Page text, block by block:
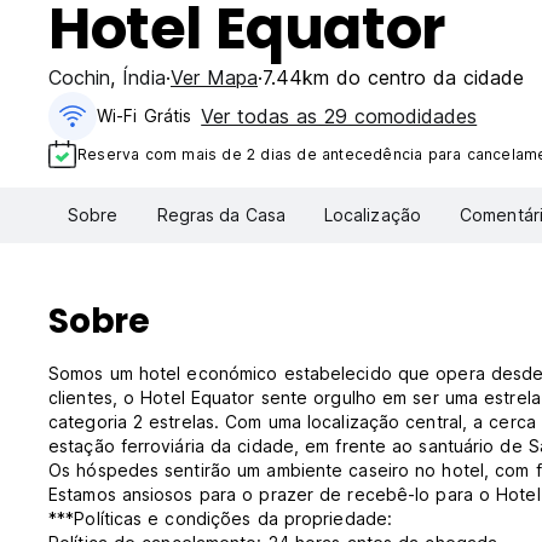
Hotel Equator
Cochin, Índia Ver Mapa 7.44km do centro da cidade
Wi-Fi Grátis Ver todas as 29 comodidades
Reserva com mais de 2 dias de antecedência para
Sobre Regras da Casa Localização
Sobre
Somos um hotel económico estabelecido que opera
clientes, o Hotel Equator sente orgulho em ser uma
categoria 2 estrelas. Com uma localização central, a
estação ferroviária da cidade, em frente ao santuário de
Os hóspedes sentirão um ambiente caseiro no hotel, com
Estamos ansiosos para o prazer de recebê-lo para o
***Políticas e condições da propriedade: